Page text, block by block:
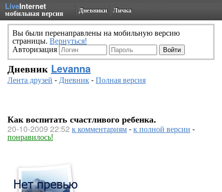
LiveInternet
мобильная версия Дневники Личка
Вы были перенаправлены на мобильную версию
страницы. Вернуться!
Авторизация
Дневник Levanna
Лента друзей -Дневник-Полная версия
Как воспитать счастливого ребенка.
20-10-2009 22:52 к комментариям-к полной версии -
понравилось!